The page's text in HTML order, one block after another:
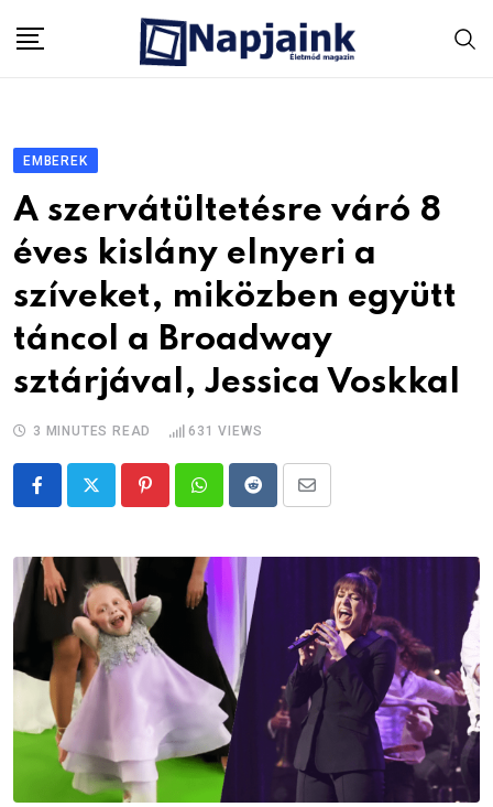
EMBEREK
A szervátültetésre váró 8
éves kislány elnyeri a
szíveket, miközben együtt
táncol a Broadway
sztárjával, Jessica Voskkal
3 MINUTES READ 631 VIEWS
PinterestWhatsappRedditShare
Email